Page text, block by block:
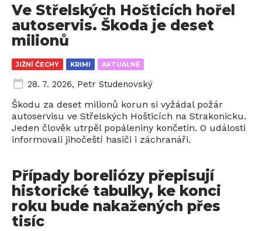
JIŽNÍ ČECHY KRIMI AKTUÁLNĚ
Ve Střelských Hošticích hořel
autoservis. Škoda je deset
milionů
28. 7. 2026, Petr Studenovský
Škodu za deset milionů korun si vyžádal požár
autoservisu ve Střelských Hošticích na Strakonicku.
Jeden člověk utrpěl popáleniny končetin. O události
informovali jihočeští hasiči i záchranáři.
Případy boreliózy přepisují
historické tabulky, ke konci
roku bude nakažených přes
tisíc